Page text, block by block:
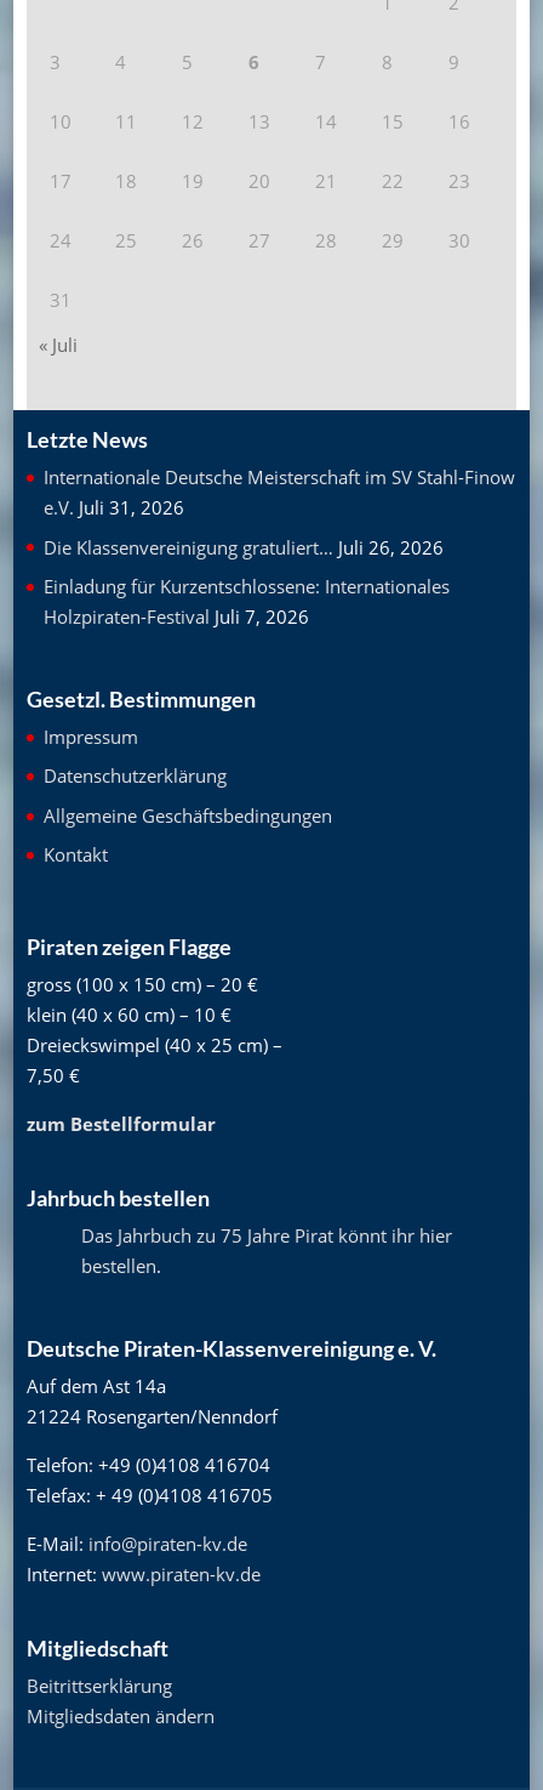
3 4 5 6 7 8 9
10 11 12 13 14 15 16
17 18 19 20 21 22 23
24 25 26 27 28 29 30
31
« Juli
Letzte News
Internationale Deutsche Meisterschaft im SV Stahl-Finow
e.V. Juli 31, 2026
Die Klassenvereinigung gratuliert… Juli 26, 2026
Einladung für Kurzentschlossene: Internationales
Holzpiraten-Festival Juli 7, 2026
Gesetzl. Bestimmungen
Impressum
Datenschutzerklärung
Allgemeine Geschäftsbedingungen
Kontakt
Piraten zeigen Flagge
gross (100 x 150 cm) – 20 €
klein (40 x 60 cm) – 10 €
Dreieckswimpel (40 x 25 cm) –
7,50 €
zum Bestellformular
Jahrbuch bestellen
Das Jahrbuch zu 75 Jahre Pirat könnt ihr hier
bestellen.
Deutsche Piraten-Klassenvereinigung e. V.
Auf dem Ast 14a
21224 Rosengarten/Nenndorf
Telefon: +49 (0)4108 416704
Telefax: + 49 (0)4108 416705
E-Mail: info@piraten-kv.de
Internet: www.piraten-kv.de
Mitgliedschaft
Beitrittserklärung
Mitgliedsdaten ändern